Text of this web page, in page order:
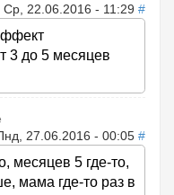
Ср, 22.06.2016 - 11:29 #
3 до 5 месяцев
27.06.2016 - 00:05 #
месяцев 5 где-то,
мама где-то раз в